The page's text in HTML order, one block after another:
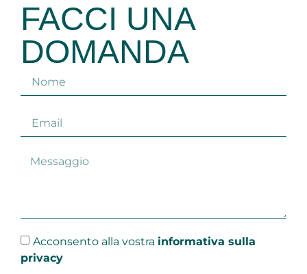
FACCI UNA
DOMANDA
Acconsento alla vostra informativa sulla
privacy